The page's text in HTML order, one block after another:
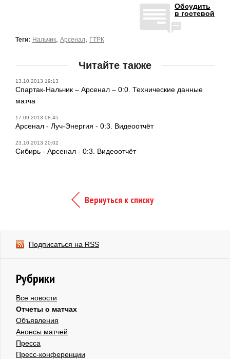
Обсудить
в гостевой
Теги: Нальчик Арсенал ГТРК
Читайте также
13.10.2013 19:13
Спартак-Нальчик – Арсенал – 0:0. Технические данные
матча
17.09.2013 08:45
Арсенал - Луч-Энергия - 0:3. Видеоотчёт
23.10.2013 20:02
Сибирь - Арсенал - 0:3. Видеоотчёт
Вернуться к списку
Подписаться на RSS
Рубрики
Все новости
Отчеты о матчах
Объявления
Анонсы матчей
Пресса
Пресс-конференции